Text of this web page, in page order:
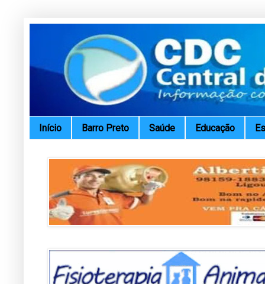
Início Barro Preto Saúde Educação